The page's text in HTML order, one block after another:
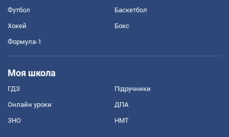
Футбол Баскетбол
Хокей Бокс
Формула-1
Моя школа
ГДЗ Підручники
Онлайн уроки ДПА
ЗНО НМТ